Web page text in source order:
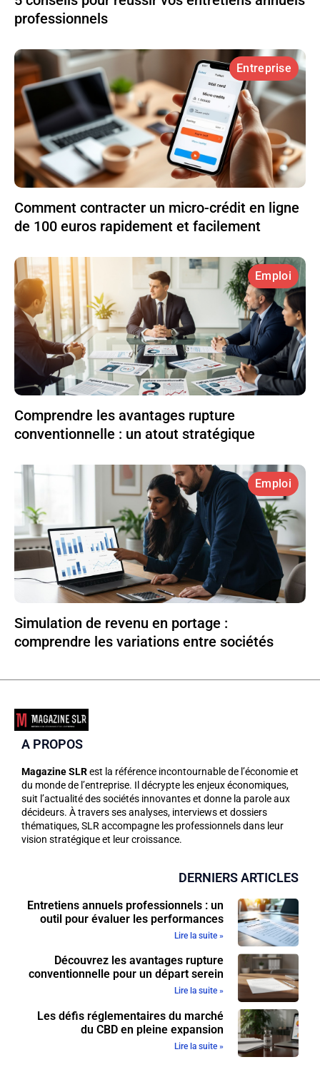
professionnels
Entreprise
Comment contracter un micro-crédit en ligne
de 100 euros rapidement et facilement
Emploi
Comprendre les avantages rupture
conventionnelle : un atout stratégique
Emploi
Simulation de revenu en portage :
comprendre les variations entre sociétés
A PROPOS
Magazine SLRest la référence incontournable de l’économie et
du monde de l’entreprise. Il décrypte les enjeux économiques,
suit l’actualité des sociétés innovantes et donne la parole aux
décideurs. À travers ses analyses, interviews et dossiers
thématiques, SLR accompagne les professionnels dans leur
vision stratégique et leur croissance.
DERNIERS ARTICLES
Entretiens annuels professionnels : un
outil pour évaluer les performances
Lire la suite »
Découvrez les avantages rupture
conventionnelle pour un départ serein
Lire la suite »
Les défis réglementaires du marché
du CBD en pleine expansion
Lire la suite »